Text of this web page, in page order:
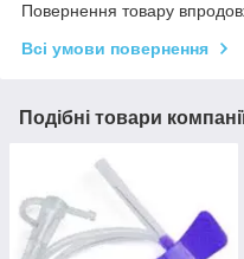
Повернення товару
Всі умови повернення
Подібні товари